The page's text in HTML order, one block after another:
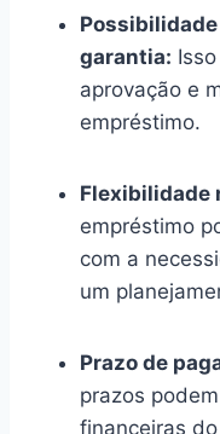
Possibilidade
garantia:
aprovação e
empréstimo.
Flexibilidade
empréstimo
com a
um
Prazo de
prazos
financeiras